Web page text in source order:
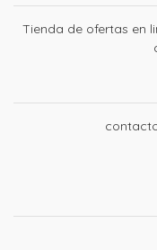
Tienda de ofertas en